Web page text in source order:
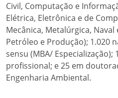
Civil, Computação e
Elétrica, Eletrônica e de
Mecânica, Metalúrgica, Naval
Petróleo e Produção); 1.020
sensu (MBA/
profissional; e 25 em
Engenharia Ambiental.